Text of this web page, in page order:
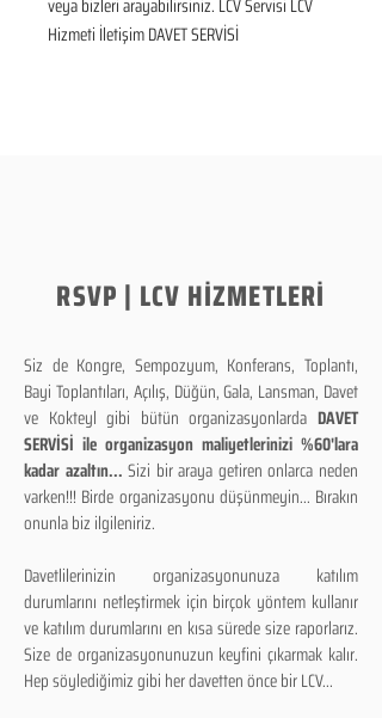
veya bizleri arayabilirsiniz. LCV Servisi LCV
Hizmeti İletişim DAVET SERVİSİ
RSVP | LCV HİZMETLERİ
Siz de Kongre, Sempozyum, Konferans, Toplantı,
Bayi Toplantıları, Açılış, Düğün, Gala, Lansman, Davet
ve Kokteyl gibi bütün organizasyonlarda DAVET
SERVİSİ ile organizasyon maliyetlerinizi %60'lara
kadar azaltın...Sizi bir araya getiren onlarca neden
varken!!! Birde organizasyonu düşünmeyin... Bırakın
onunla biz ilgileniriz.
Davetlilerinizin organizasyonunuza katılım
durumlarını netleştirmek için birçok yöntem kullanır
ve katılım durumlarını en kısa sürede size raporlarız.
Size de organizasyonunuzun keyfini çıkarmak kalır.
Hep söylediğimiz gibi her davetten önce bir LCV...